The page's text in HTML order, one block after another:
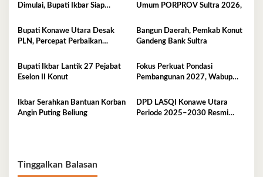
Dimulai, Bupati Ikbar Siap
Porprov
Umum PORPROV Sultra 2026,
Bupati Konawe Utara Desak
PLN, Percepat Perbaikan
Bangun Daerah, Pemkab Konut
Gandeng Bank Sultra
Bupati Ikbar Lantik 27 Pejabat
Eselon II Konut
Fokus Perkuat Pondasi
Pembangunan 2027, Wabup
Anggaran
Ikbar Serahkan Bantuan Korban
Angin Puting Beliung
DPD LASQI Konawe Utara
Periode 2025–2030 Resmi
Tinggalkan Balasan